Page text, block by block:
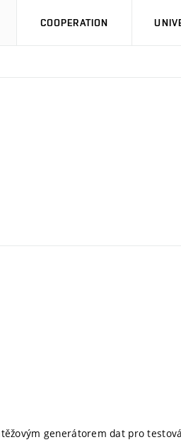
COOPERATION
generátorem dat pro